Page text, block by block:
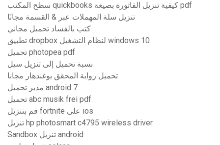
سطح المكتب quickbooks كيفية تنزيل الفاتورة بصيغة pdf
تنزيل سلة المهملات عبر & القسمة مجانًا
كتب بالفساد تحميل مجاني
تطبيق dropbox لنظام التشغيل windows 10
تحميل photopea pdf
نسبة تحميل إلى تنزيل سيل
تحميل رواية المحقق يوغندهار مجانا
مدير تحميل android 7
تحميل abc musik frei pdf
قم بتنزيل fortnite على ios
تنزيل hp photosmart c4795 wireless driver
Sandbox تنزيل android